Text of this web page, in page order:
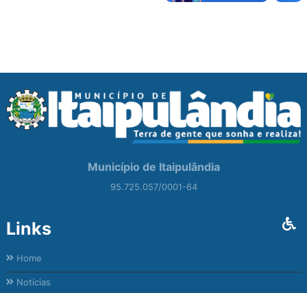
Município de Itaipulândia
95.725.057/0001-64
Links
Home
Notícias